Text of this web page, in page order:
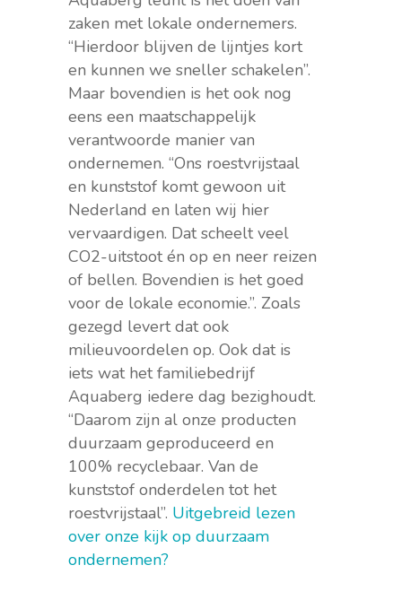
zaken met lokale ondernemers.
“Hierdoor blijven de lijntjes kort
en kunnen we sneller schakelen”.
Maar bovendien is het ook nog
eens een maatschappelijk
verantwoorde manier van
ondernemen. “Ons roestvrijstaal
en kunststof komt gewoon uit
Nederland en laten wij hier
vervaardigen. Dat scheelt veel
CO2-uitstoot én op en neer reizen
of bellen. Bovendien is het goed
voor de lokale economie.”. Zoals
gezegd levert dat ook
milieuvoordelen op. Ook dat is
iets wat het familiebedrijf
Aquaberg iedere dag bezighoudt.
“Daarom zijn al onze producten
duurzaam geproduceerd en
100% recyclebaar. Van de
kunststof onderdelen tot het
roestvrijstaal”. Uitgebreid lezen
over onze kijk op duurzaam
ondernemen?